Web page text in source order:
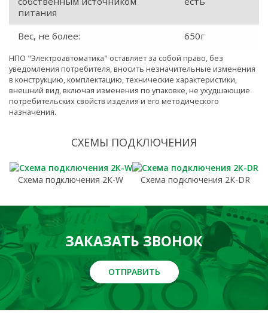
питания
Вес, не более: 650г
НПО "Электроавтоматика" оставляет за собой право, без
уведомления потребителя, вносить незначительные изменения
в конструкцию, комплектацию, технические характеристики,
внешний вид, включая изменения по упаковке, не ухудшающие
потребительских свойств изделия и его методического
назначения.
СХЕМЫ ПОДКЛЮЧЕНИЯ
Схема подключения 2К-W Схема подключения 2К-DR
ЗАКАЗАТЬ ЗВОНОК
ОТПРАВИТЬ